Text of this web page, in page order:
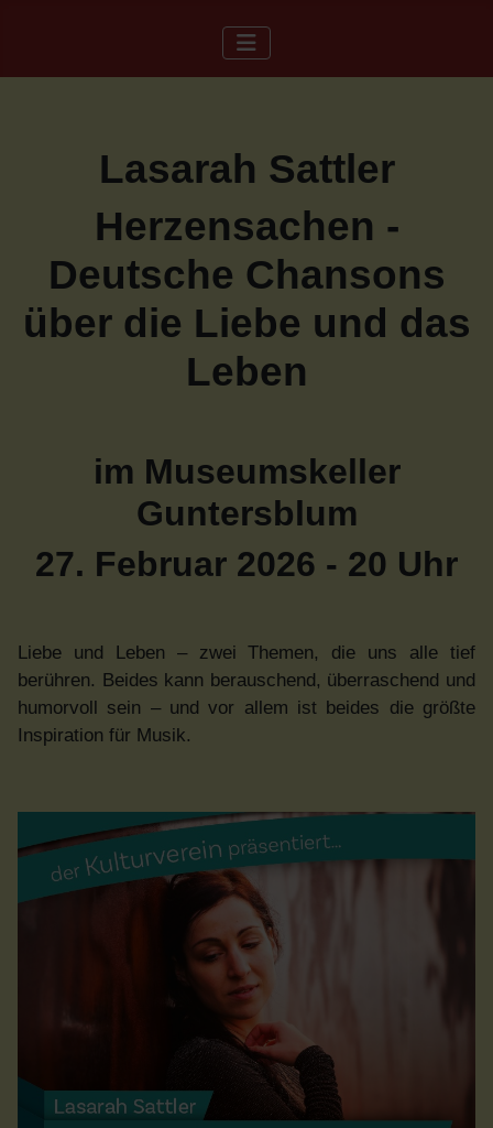
Lasarah Sattler
Herzensachen -
Deutsche Chansons
über die Liebe und das
Leben
im Museumskeller
Guntersblum
27. Februar 2026 - 20 Uhr
Liebe und Leben – zwei Themen, die uns alle tief
berühren. Beides kann berauschend, überraschend und
humorvoll sein – und vor allem ist beides die größte
Inspiration für Musik.